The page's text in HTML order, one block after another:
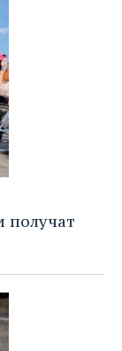
получат